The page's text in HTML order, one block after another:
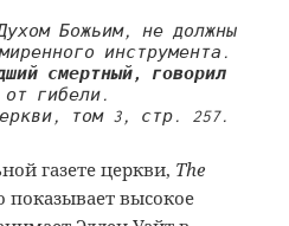
Божьим, не должны
смертный, говорил
том 3, стр. 257.
газете церкви, The
показывает высокое